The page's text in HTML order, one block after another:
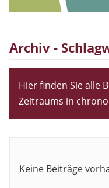
Archiv -
Hier finden Sie alle
Zeitraums in
Keine Beiträge